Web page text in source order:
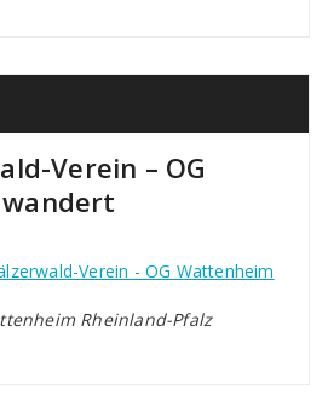
Verein – OG
Verein - OG Wattenheim
Rheinland-Pfalz